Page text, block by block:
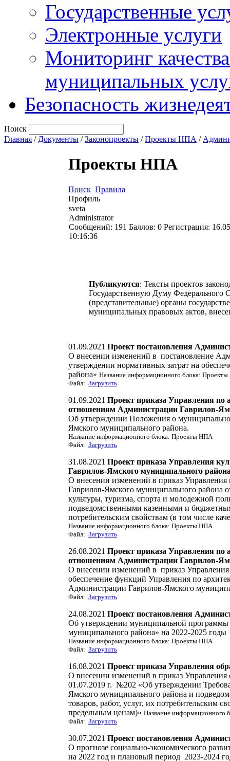
Государственные
Электронные услуги
Мониторинг
муниципальных
Безопасность
Поиск
Главная / Документы /Законопроекты /Проекты НПА /
Проекты НПА
Поиск Правила
Профиль
sveta
Administrator
Сообщений: 191 Баллов: 0 Регистрация:
10:16:36
Публикуются: Тексты проектов
Государственную Думу Федерального
(представительные) органы
муниципальных правовых актов,
01.09.2021 Проект постановления
О внесении изменений в постановление
утверждении нормативных затрат на
района» Название информационного блока:
Файл: Загрузить
01.09.2021 Проект приказа Управления по
отношениям Администрации Гаврилов-
Об утверждении Положения о
Ямского муниципального района.
Название информационного блока: Проекты НПА
Файл: Загрузить
31.08.2021 Проект приказа Управления
Гаврилов-Ямского муниципального
О внесении изменений в приказ
Гаврилов-Ямского муниципального района
культуры, туризма, спорта и молодежной
подведомственными казенными и
потребительским свойствам (в том числе
Название информационного блока: Проекты НПА
Файл: Загрузить
26.08.2021 Проект приказа Управления по
отношениям Администрации Гаврилов-
О внесении изменений в приказ
обеспечение функций Управления по
Администрации Гаврилов-Ямского
Файл: Загрузить
24.08.2021 Проект постановления
Об утверждении муниципальной программы
муниципального района» на 2022-2025 годы
Название информационного блока: Проекты НПА
Файл: Загрузить
16.08.2021 Проект приказа Управления
О внесении изменений в приказ
01.07.2019 г. №202 «Об утверждении
Ямского муниципального района и
товаров, работ, услуг, их потребительским
предельным ценам)» Название информационного
Файл: Загрузить
30.07.2021 Проект постановления
О прогнозе социально-экономического
на 2022 год и плановый период 2023-